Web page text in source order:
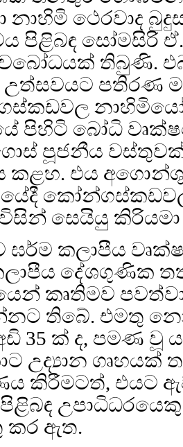
නාහිමි ථෙරවාද
පිළිබඳ සෝමසිරි
තිබුණි.
උත්සවයට පතිරණ
පිහිටි බෝධි
පූජනීය වස්තුවක්
කළහ. එය අගොන්ශු
සෙයියු
ඝර්ම කලාපීය
දේශගුණික
කෘතිමව
තිබේ. එමතු
35 ක් ද, පමණ වූ
උද්‍යාන ගෘහයක්
කිරීමටත්, එයට
පිළිබඳ
කර ඇත.